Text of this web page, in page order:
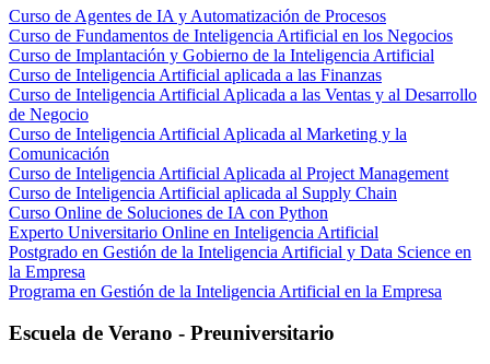
Curso de Agentes de IA y Automatización de Procesos
Curso de Fundamentos de Inteligencia Artificial en los Negocios
Curso de Implantación y Gobierno de la Inteligencia Artificial
Curso de Inteligencia Artificial aplicada a las Finanzas
Curso de Inteligencia Artificial Aplicada a las Ventas y al Desarrollo
de Negocio
Curso de Inteligencia Artificial Aplicada al Marketing y la
Comunicación
Curso de Inteligencia Artificial Aplicada al Project Management
Curso de Inteligencia Artificial aplicada al Supply Chain
Curso Online de Soluciones de IA con Python
Experto Universitario Online en Inteligencia Artificial
Postgrado en Gestión de la Inteligencia Artificial y Data Science en
la Empresa
Programa en Gestión de la Inteligencia Artificial en la Empresa
Escuela de Verano - Preuniversitario